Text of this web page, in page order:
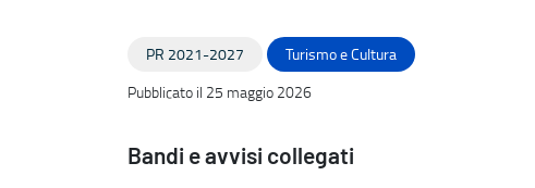
PR 2021-2027
Turismo e Cultura
Pubblicato il 25 maggio 2026
Bandi e avvisi collegati